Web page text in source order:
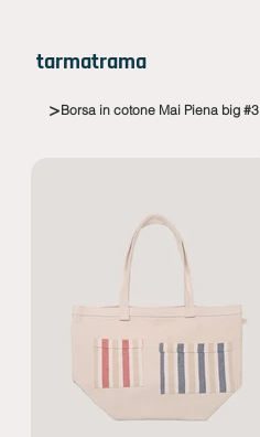
tarmatrama
>Borsa in cotone Mai Piena big #3